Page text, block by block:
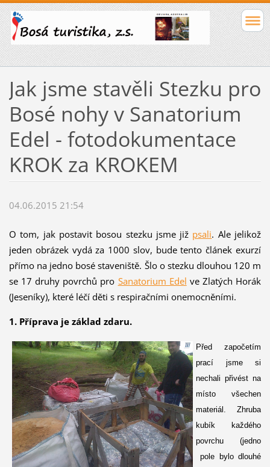
Jak jsme stavěli Stezku pro
Bosé nohy v Sanatorium
Edel - fotodokumentace
KROK za KROKEM
04.06.2015 21:54
O tom, jak postavit bosou stezku jsme již psali. Ale jelikož
jeden obrázek vydá za 1000 slov, bude tento článek exurzí
přímo na jedno bosé staveniště. Šlo o stezku dlouhou 120 m
se 17 druhy povrchů pro Sanatorium Edel ve Zlatých Horák
(Jeseníky), které léčí děti s respiračními onemocněními.
1. Příprava je základ zdaru.
Před započetím
prací jsme si
nechali přivést na
místo všechen
materiál. Zhruba
kubík každého
povrchu (jedno
pole bylo dlouhé